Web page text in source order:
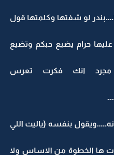
لو شفتها وكلمتها قول
حرام يضيع حبكم وتضيع
مجرد انك فكرت تعرس
بنفسه (ياليت اللي
ها الخطوة من الاساس ولا